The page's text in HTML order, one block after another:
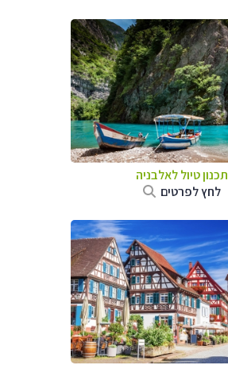
תכנון טיול לאלבניה
לחץ לפרטים